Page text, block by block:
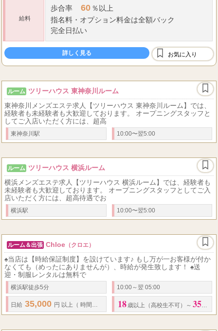
給料
歩合率 60 ％以上
指名料 ・ オプション料金は全額バック
完全日払い
詳しく見る お気に入り
ルーム ツリーハウス 東神奈川ルーム
東神奈川メンズエステ求人【ツリーハウス 東神奈川ルーム】では、
経験者も未経験者も大歓迎しております。 オープニングスタッフと
してご入店いただく方には、超高
東神奈川駅 10:00〜翌5:00
ルーム ツリーハウス 横浜ルーム
横浜メンズエステ求人【ツリーハウス 横浜ルーム】では、経験者も
未経験者も大歓迎しております。 オープニングスタッフとしてご入
店いただく方には、超高待遇でお
横浜駅 10:00〜翌5:00
ルーム＆出張 Chloe （クロエ）
♠当店は【時給保証制度】を設けています♪ もし万が一お客様が付か
なくても（めったにありませんが）、時給が発生致します！ ♠送
迎・制服レンタルは無料で
横浜駅徒歩5分 10:00～翌 05:00
日給 35,000 円 以上（ 時間勤務で ） ☆高額バック(120分15,00...
18 歳以上（高校生不可）～ 35歳く